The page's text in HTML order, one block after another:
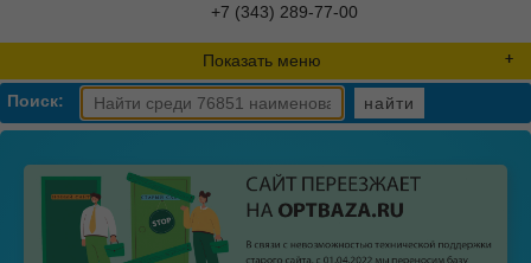
+7 (343) 289-77-00
Показать меню
Поиск: найти